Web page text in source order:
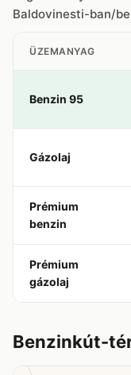
Baldovinesti-ban/
ÜZEMANYAG
Benzin 95
Gázolaj
Prémium
benzin
Prémium
gázolaj
Benzinkút-